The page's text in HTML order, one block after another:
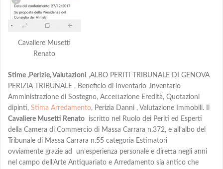
Cavaliere Musetti
Renato
Stime ,Perizie, Valutazioni ,ALBO PERITI TRIBUNALE DI GENOVA
PERIZIA TRIBUNALE , Beneficio di Inventario ,Inventario
Amministrazione di Sostegno, Accettazione Eredità, Quotazioni
dipinti, Stima Arredamento, Perizia Danni , Valutazione Immobili. Il
Cavaliere Musetti Renato iscritto nel Ruolo dei Periti ed Esperti
della Camera di Commercio di Massa Carrara n.372, e all’albo del
Tribunale di Massa Carrara n.55 categoria Estimatori
ovviamente grazie ad un’esperienza personale e diretta negli anni
nel campo dell’Arte Antiquariato e Arredamento sia antico che